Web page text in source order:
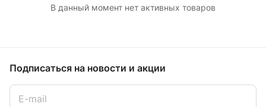
В данный момент нет активных товаров
Подписаться на новости и акции